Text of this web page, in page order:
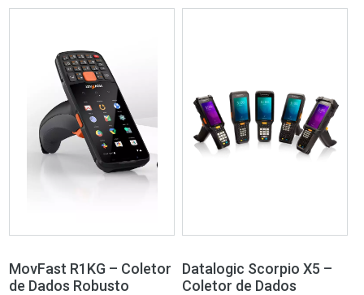
MovFast R1KG – Coletor
de Dados Robusto
Datalogic Scorpio X5 –
Coletor de Dados